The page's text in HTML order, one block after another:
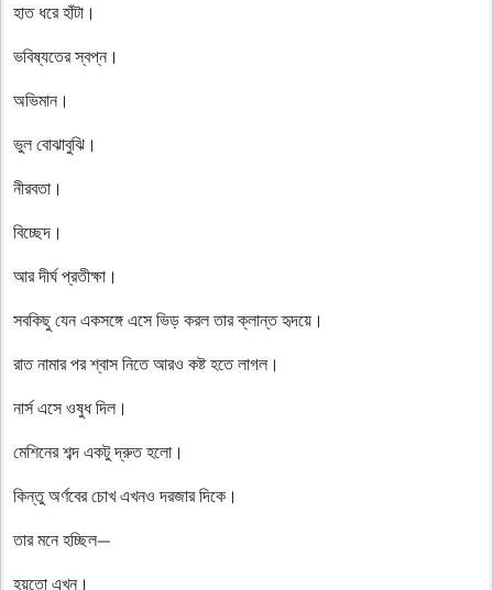
হাত ধরে হাঁটা।
ভবিষ্যতের স্বপ্ন।
অভিমান।
ভুল বোঝাবুঝি।
নীরবতা।
বিচ্ছেদ।
আর দীর্ঘ প্রতীক্ষা।
সবকিছু যেন একসঙ্গে এসে ভিড় করল তার ক্লান্ত হৃদয়ে।
রাত নামার পর শ্বাস নিতে আরও কষ্ট হতে লাগল।
নার্স এসে ওষুধ দিল।
মেশিনের শব্দ একটু দ্রুত হলো।
কিন্তু অর্ণবের চোখ এখনও দরজার দিকে।
তার মনে হচ্ছিল—
হয়তো এখন।